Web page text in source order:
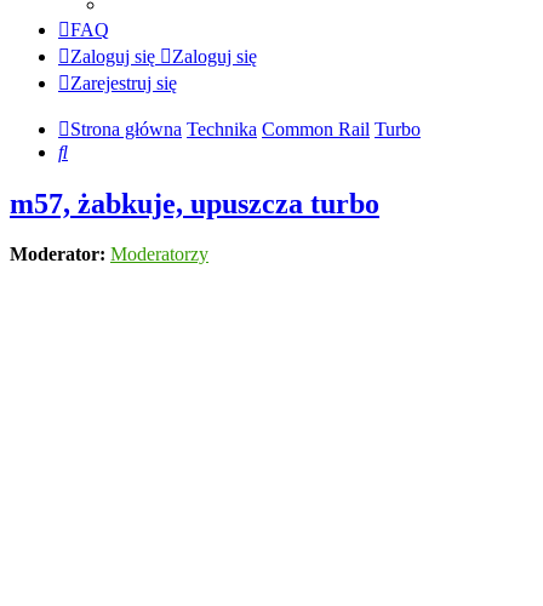
FAQ
Zaloguj się
Zaloguj się
Zarejestruj się
Strona główna Technika Common Rail Turbo
Szukaj
m57, żabkuje, upuszcza turbo
Moderator: Moderatorzy